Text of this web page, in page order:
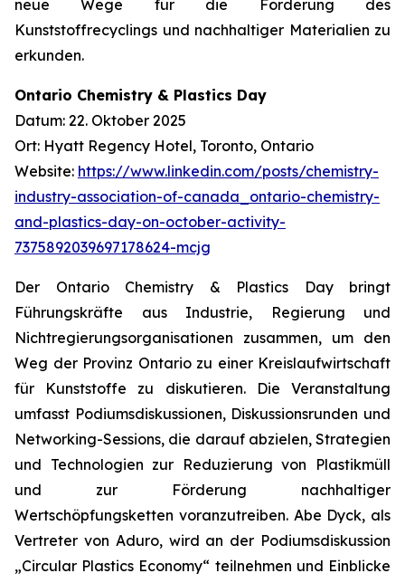
neue Wege für die Förderung des
Kunststoffrecyclings und nachhaltiger Materialien zu
erkunden.
Ontario Chemistry & Plastics Day
Datum: 22. Oktober 2025
Ort: Hyatt Regency Hotel, Toronto, Ontario
Website: https://www.linkedin.com/posts/chemistry-
industry-association-of-canada_ontario-chemistry-
and-plastics-day-on-october-activity-
7375892039697178624-mcjg
Der Ontario Chemistry & Plastics Day bringt
Führungskräfte aus Industrie, Regierung und
Nichtregierungsorganisationen zusammen, um den
Weg der Provinz Ontario zu einer Kreislaufwirtschaft
für Kunststoffe zu diskutieren. Die Veranstaltung
umfasst Podiumsdiskussionen, Diskussionsrunden und
Networking-Sessions, die darauf abzielen, Strategien
und Technologien zur Reduzierung von Plastikmüll
und zur Förderung nachhaltiger
Wertschöpfungsketten voranzutreiben. Abe Dyck, als
Vertreter von Aduro, wird an der Podiumsdiskussion
„Circular Plastics Economy“ teilnehmen und Einblicke